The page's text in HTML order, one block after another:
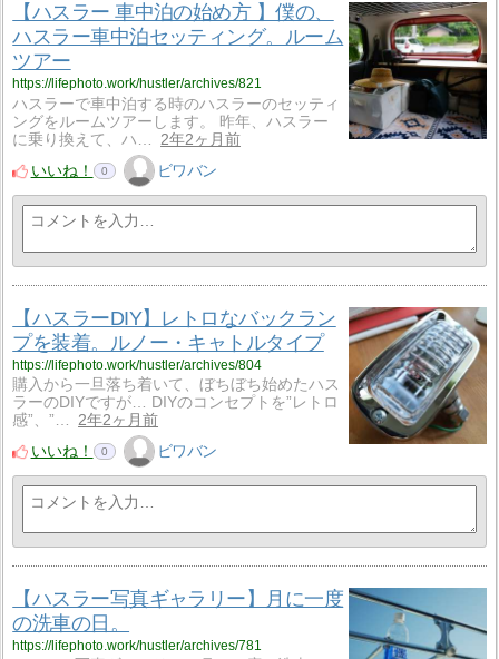
【ハスラー 車中泊の始め方 】僕の、
ハスラー車中泊セッティング。ルーム
ツアー
https://lifephoto.work/hustler/archives/821
ハスラーで車中泊する時のハスラーのセッティ
ングをルームツアーします。 昨年、ハスラー
に乗り換えて、ハ…
2年2ヶ月前
いいね！
0 ビワバン
【ハスラーDIY】レトロなバックラン
プを装着。ルノー・キャトルタイプ
https://lifephoto.work/hustler/archives/804
購入から一旦落ち着いて、ぼちぼち始めたハス
ラーのDIYですが… DIYのコンセプトを”レトロ
感”、”…
2年2ヶ月前
いいね！
0 ビワバン
【ハスラー写真ギャラリー】月に一度
の洗車の日。
https://lifephoto.work/hustler/archives/781